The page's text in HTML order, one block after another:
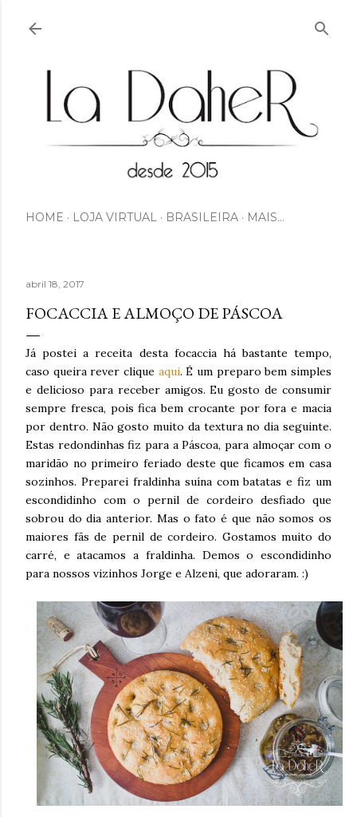
HOME LOJA VIRTUAL BRASILEIRA MAIS…
abril 18, 2017
FOCACCIA E ALMOÇO DE PÁSCOA
Já postei a receita desta focaccia há bastante tempo,
caso queira rever clique aqui. É um preparo bem simples
e delicioso para receber amigos. Eu gosto de consumir
sempre fresca, pois fica bem crocante por fora e macia
por dentro. Não gosto muito da textura no dia seguinte.
Estas redondinhas fiz para a Páscoa, para almoçar com o
maridão no primeiro feriado deste que ficamos em casa
sozinhos. Preparei fraldinha suína com batatas e fiz um
escondidinho com o pernil de cordeiro desfiado que
sobrou do dia anterior. Mas o fato é que não somos os
maiores fãs de pernil de cordeiro. Gostamos muito do
carré, e atacamos a fraldinha. Demos o escondidinho
para nossos vizinhos Jorge e Alzeni, que adoraram. :)